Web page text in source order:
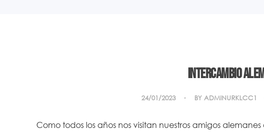
Intercambio
24/01/2023 BY ADMINURKLCC1
Como todos los años nos visitan nuestros amigos